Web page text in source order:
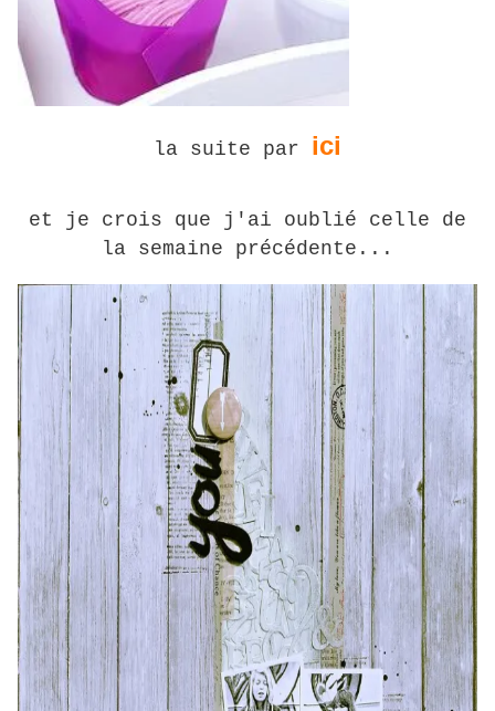
la suite par ici
et je crois que j'ai oublié celle de
la semaine précédente...